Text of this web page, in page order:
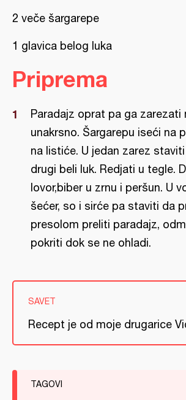
2 veče šargarepe
1 glavica belog luka
Priprema
Paradajz oprat pa ga zarezati
unakrsno. Šargarepu iseći na
na listiće. U jedan zarez
drugi beli luk. Redjati u tegle.
lovor,biber u zrnu i peršun. U
šećer, so i sirće pa staviti da
presolom preliti paradajz,
pokriti dok se ne ohladi.
SAVET
Recept je od moje drugarice
TAGOVI